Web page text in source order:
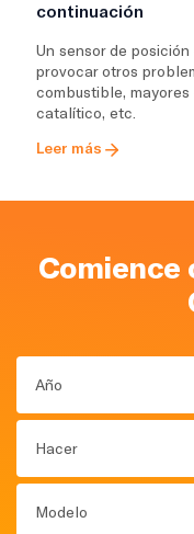
continuación
Un sensor de
provocar otros
combustible,
catalítico, etc.
Leer más
Comience
Año
Hacer
Modelo